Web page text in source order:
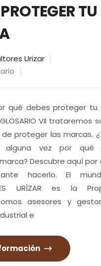
TU
Urizar
qué debes proteger tu
GLOSARIO VII trataremos
proteger las marcas.
alguna vez por qué
Descubre aquí por
hacerlo. El
URÍZAR es la
asesores y
e